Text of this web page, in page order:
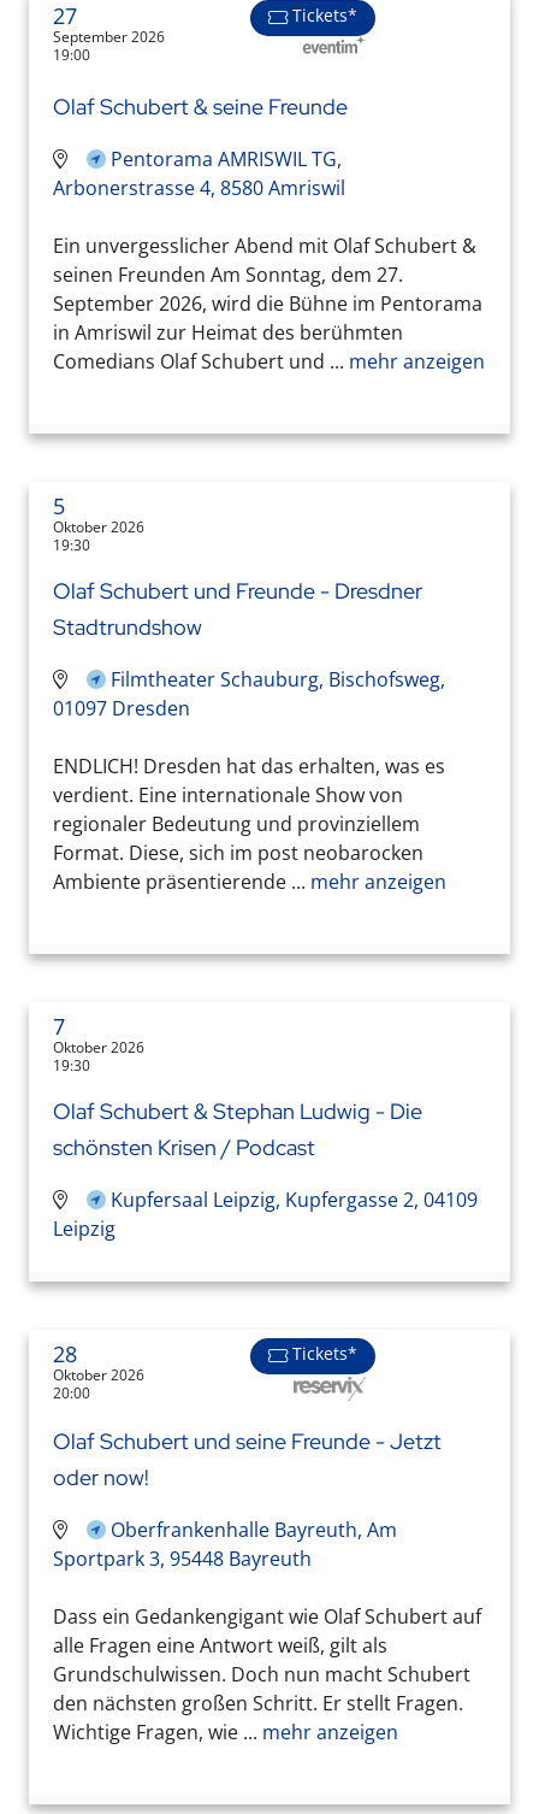
27
September 2026
19:00
Tickets*
Olaf Schubert & seine Freunde
Pentorama AMRISWIL TG,
Arbonerstrasse 4, 8580 Amriswil
Ein unvergesslicher Abend mit Olaf Schubert &
seinen Freunden Am Sonntag, dem 27.
September 2026, wird die Bühne im Pentorama
in Amriswil zur Heimat des berühmten
Comedians Olaf Schubert und ... mehr anzeigen
5
Oktober 2026
19:30
Olaf Schubert und Freunde - Dresdner
Stadtrundshow
Filmtheater Schauburg, Bischofsweg,
01097 Dresden
ENDLICH! Dresden hat das erhalten, was es
verdient. Eine internationale Show von
regionaler Bedeutung und provinziellem
Format. Diese, sich im post neobarocken
Ambiente präsentierende ... mehr anzeigen
7
Oktober 2026
19:30
Olaf Schubert & Stephan Ludwig - Die
schönsten Krisen / Podcast
Kupfersaal Leipzig, Kupfergasse 2, 04109
Leipzig
28
Oktober 2026
20:00
Tickets*
Olaf Schubert und seine Freunde - Jetzt
oder now!
Oberfrankenhalle Bayreuth, Am
Sportpark 3, 95448 Bayreuth
Dass ein Gedankengigant wie Olaf Schubert auf
alle Fragen eine Antwort weiß, gilt als
Grundschulwissen. Doch nun macht Schubert
den nächsten großen Schritt. Er stellt Fragen.
Wichtige Fragen, wie ... mehr anzeigen